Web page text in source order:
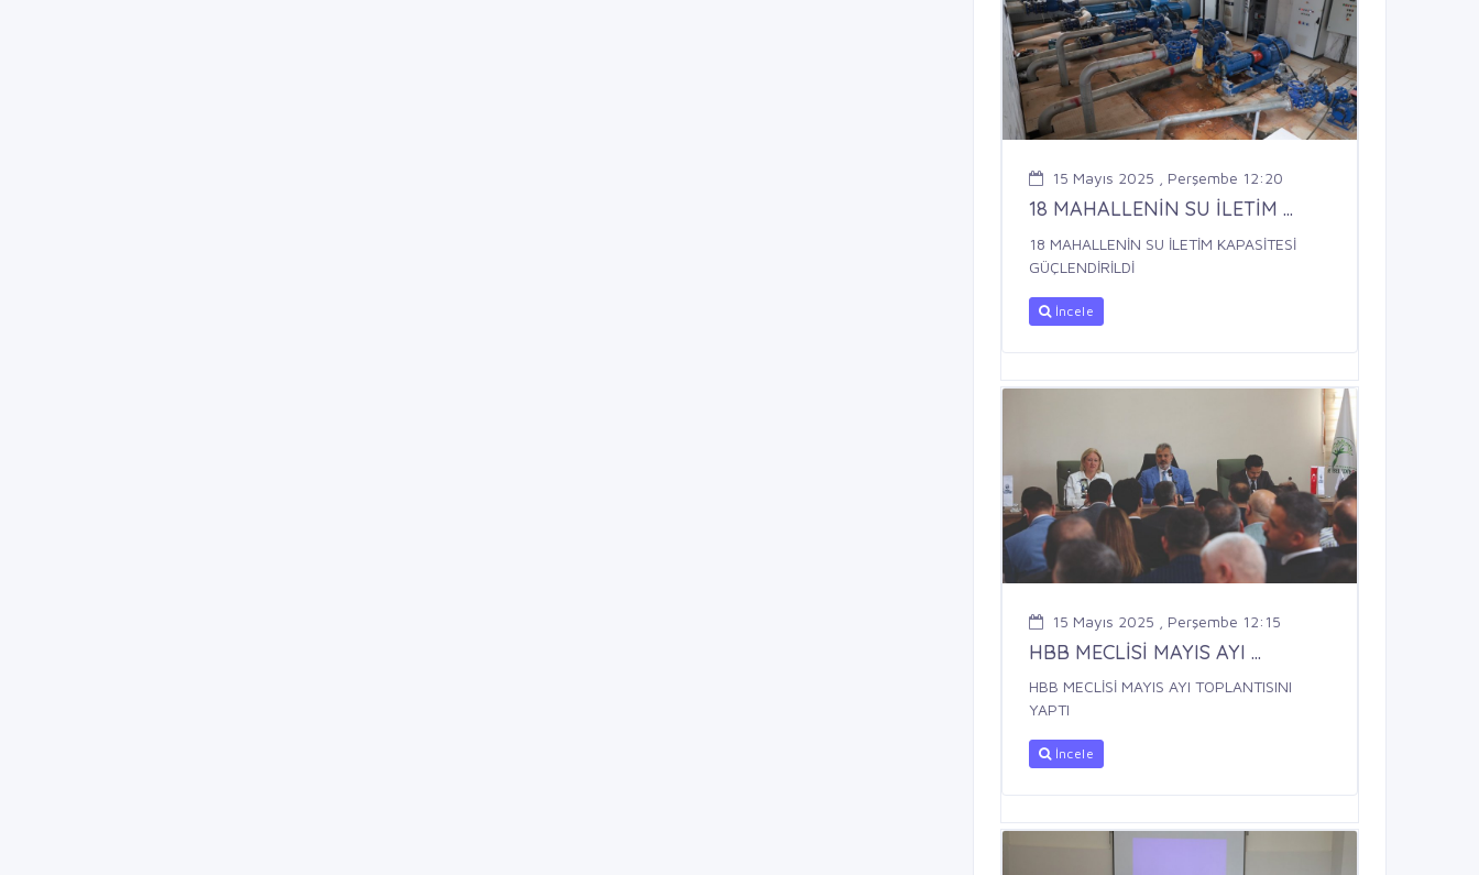
15 Mayıs 2025 , Perşembe 12:20
18 MAHALLENİN SU İLETİM ...
18 MAHALLENİN SU İLETİM KAPASİTESİ
GÜÇLENDİRİLDİ
İncele
15 Mayıs 2025 , Perşembe 12:15
HBB MECLİSİ MAYIS AYI ...
HBB MECLİSİ MAYIS AYI TOPLANTISINI
YAPTI
İncele